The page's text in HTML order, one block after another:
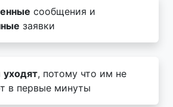
сообщения и
заявки
уходят, потому что им не
в первые минуты